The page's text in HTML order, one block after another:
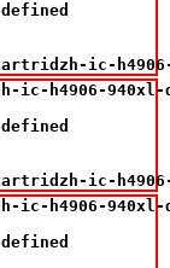
ic-
h4906-940xl-
ic-
h4906-940xl-